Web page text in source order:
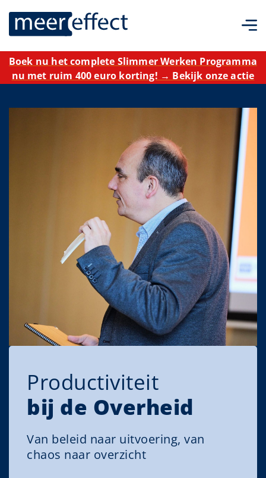
Boek nu het complete Slimmer Werken Programma
nu met ruim 400 euro korting! → Bekijk onze actie
Productiviteit
bij de Overheid
Van beleid naar uitvoering, van
chaos naar overzicht